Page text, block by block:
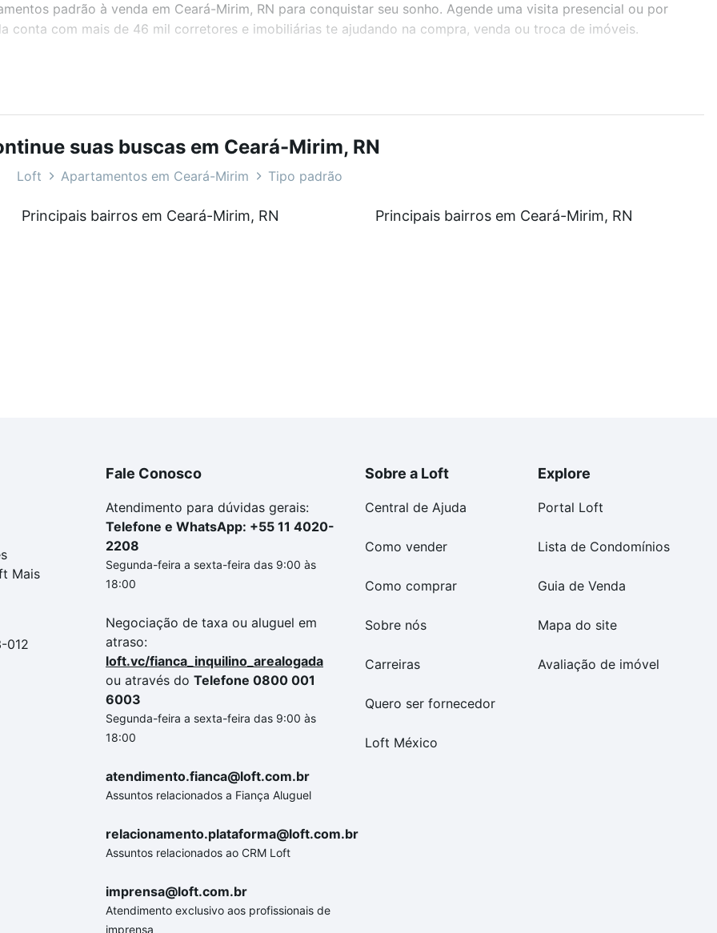
padrão à venda em Ceará-Mirim, RN para conquistar seu sonho. Agende uma visita presencial ou por
conta com mais de 46 mil corretores e imobiliárias te ajudando na compra, venda ou troca de imóveis.
o preço, metragem e comodidades, como piscina, academia, salão de festas ou área verde e encontrar
para você na Loft.
Ceará-Mirim, RN?
ao seu orçamento. Se ainda tem alguma dúvida dos custos envolvidos no processo de compra, veja em nosso
suas buscas em Ceará-Mirim, RN
Loft Apartamentos em Ceará-Mirim Tipo padrão
Principais bairros em Ceará-Mirim, RN Principais bairros em Ceará-Mirim, RN
Mais
012
Fale Conosco
Atendimento para dúvidas gerais:
Telefone e WhatsApp: +55 11 4020-
2208
Segunda-feira a sexta-feira das 9:00 às
18:00
Negociação de taxa ou aluguel em
atraso:
loft.vc/fianca_inquilino_arealogada
ou através do Telefone 0800 001
6003
Segunda-feira a sexta-feira das 9:00 às
18:00
atendimento.fianca@loft.com.br
Assuntos relacionados a Fiança Aluguel
relacionamento.plataforma@loft.com.br
Assuntos relacionados ao CRM Loft
imprensa@loft.com.br
Atendimento exclusivo aos profissionais de
imprensa
Sobre a Loft
Central de Ajuda
Como vender
Como comprar
Sobre nós
Carreiras
Quero ser fornecedor
Loft México
Explore
Portal Loft
Lista de Condomínios
Guia de Venda
Mapa do site
Avaliação de imóvel